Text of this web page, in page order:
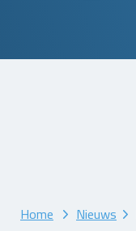
Home Nieuws